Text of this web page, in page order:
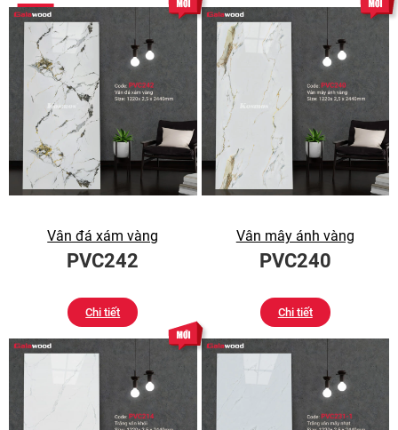
Vân đá xám vàng
PVC242
Chi tiết
Vân mây ánh vàng
PVC240
Chi tiết